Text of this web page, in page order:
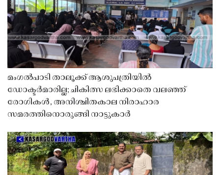
മംഗൽപാടി താലൂക്ക് ആശുപത്രിയിൽ
ഡോക്ടർമാരില്ല; ചികിത്സ ലഭിക്കാതെ വലഞ്ഞ്
രോഗികൾ, അനിശ്ചിതകാല നിരാഹാര
സമരത്തിനൊരുങ്ങി നാട്ടുകാർ